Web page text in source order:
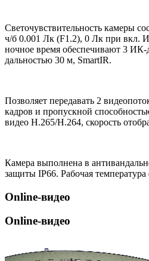
Светочувствительность камеры
ч/б 0.001 Лк (F1.2), 0 Лк при вкл.
ночное время обеспечивают 3
дальностью 30 м, SmartIR.
Позволяет передавать 2
кадров и пропускной
видео H.265/H.264, скорость
Камера выполнена в
защиты IP66. Рабочая
Online-видео
Online-видео